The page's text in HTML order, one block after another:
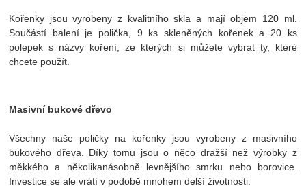
Kořenky jsou vyrobeny z kvalitního skla a mají objem 120 ml.
Součástí balení je polička, 9 ks skleněných kořenek a 20 ks
polepek s názvy koření, ze kterých si můžete vybrat ty, které
chcete použít.
Masivní bukové dřevo
Všechny naše poličky na kořenky jsou vyrobeny z masivního
bukového dřeva. Díky tomu jsou o něco dražší než výrobky z
měkkého a několikanásobně levnějšího smrku nebo borovice.
Investice se ale vrátí v podobě mnohem delší životnosti.